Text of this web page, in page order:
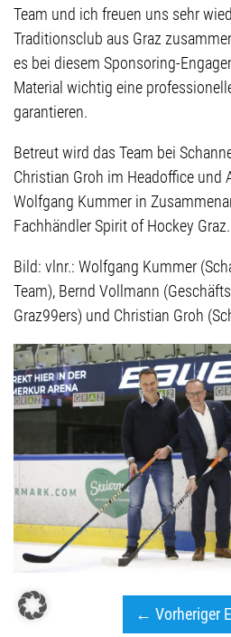
Team und ich freuen uns sehr
Traditionsclub aus Graz
es bei diesem Sponsoring-
Material wichtig eine
garantieren.
Betreut wird das Team bei
Christian Groh im Headoffice und
Wolfgang Kummer in
Fachhändler Spirit of Hockey Graz.
Bild: vlnr.: Wolfgang Kummer
Team), Bernd Vollmann
Graz99ers) und Christian Groh
← Vorheriger